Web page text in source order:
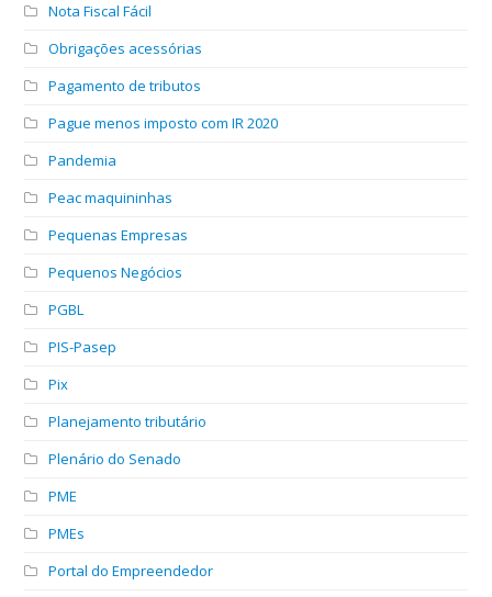
Nota Fiscal Fácil
Obrigações acessórias
Pagamento de tributos
Pague menos imposto com IR 2020
Pandemia
Peac maquininhas
Pequenas Empresas
Pequenos Negócios
PGBL
PIS-Pasep
Pix
Planejamento tributário
Plenário do Senado
PME
PMEs
Portal do Empreendedor